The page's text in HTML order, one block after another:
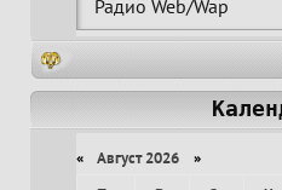
« Август 2026 »